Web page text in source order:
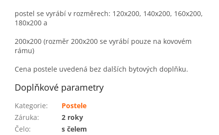
postel se vyrábí v rozměrech: 120x200, 140x200, 160x200,
180x200 a
200x200 (rozměr 200x200 se vyrábí pouze na kovovém
rámu)
Cena postele uvedená bez dalších bytových doplňku.
Doplňkové parametry
Kategorie:
Postele
Záruka:
2 roky
Čelo:
s čelem